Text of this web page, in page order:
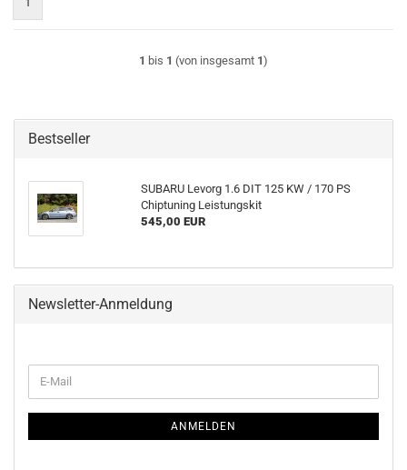
1 bis 1 (von insgesamt 1)
Bestseller
SUBARU Levorg 1.6 DIT 125 KW / 170 PS
Chiptuning Leistungskit
545,00 EUR
Newsletter-Anmeldung
ZUR
NEWSLETTER-
E-
Mail
ANMELDEN